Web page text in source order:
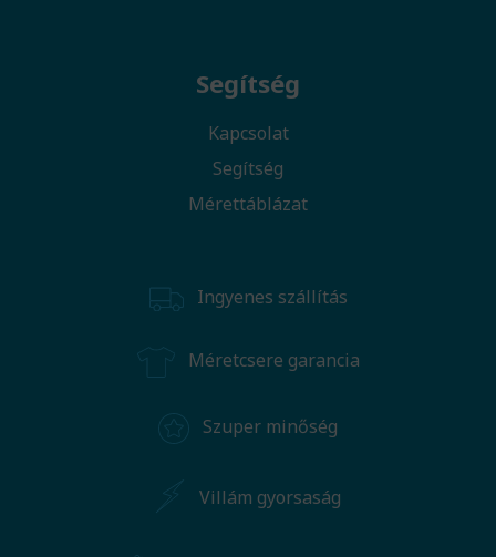
Segítség
Kapcsolat
Segítség
Mérettáblázat
Ingyenes szállítás
Méretcsere garancia
Szuper minőség
Villám gyorsaság